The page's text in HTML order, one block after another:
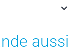
aussi